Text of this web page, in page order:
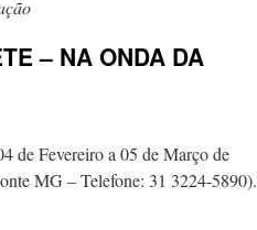
– NA ONDA DA
de Fevereiro a 05 de Março de
MG – Telefone: 31 3224-5890).